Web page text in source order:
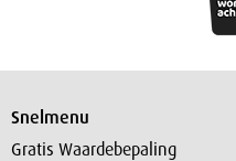
Snelmenu
Gratis Waardebepaling